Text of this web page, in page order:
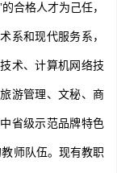
合格人才为己任，
系和现代服务系，
术、计算机网络技
游管理、文秘、商
省级示范品牌特色
师队伍。现有教职